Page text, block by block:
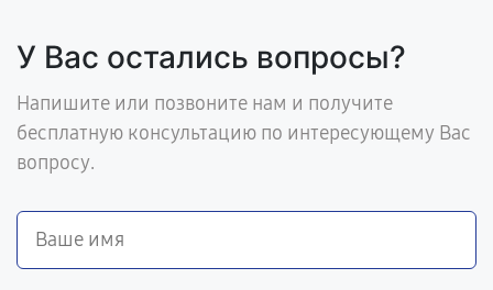
У Вас остались вопросы?
Напишите или позвоните нам и получите
бесплатную консультацию по интересующему Вас
вопросу.